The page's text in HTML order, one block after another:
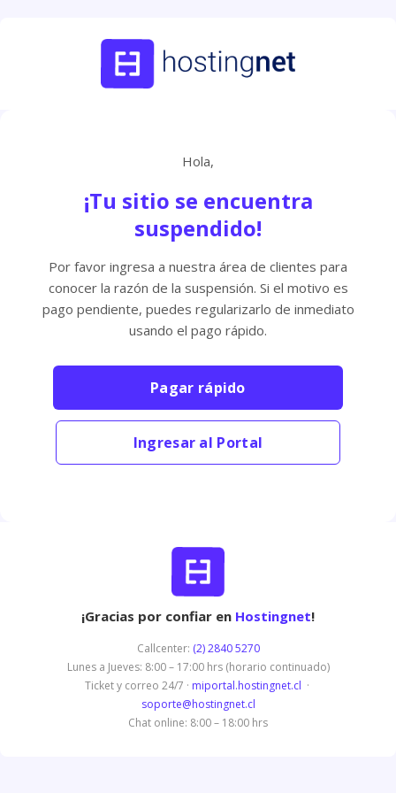
Hola,
¡Tu sitio se encuentra
suspendido!
Por favor ingresa a nuestra área de clientes para
conocer la razón de la suspensión. Si el motivo es
pago pendiente, puedes regularizarlo de inmediato
usando el pago rápido.
Pagar rápido
Ingresar al Portal
¡Gracias por confiar en Hostingnet!
Callcenter: (2) 2840 5270
Lunes a Jueves: 8:00 – 17:00 hrs (horario continuado)
Ticket y correo 24/7 · miportal.hostingnet.cl ·
soporte@hostingnet.cl
Chat online: 8:00 – 18:00 hrs